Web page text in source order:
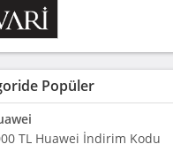
Popüler
TL Huawei İndirim Kodu